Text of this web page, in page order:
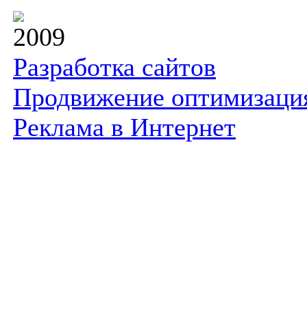
2009
Разработка сайтов
Продвижение
Реклама в Интернет